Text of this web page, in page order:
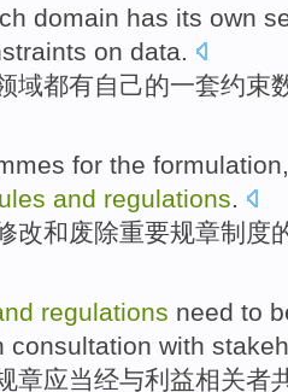
domain has its own
on data.
域都有自己的一套约束
for the formulation
and regulations.
改和废除重要规章制度
regulations need to
consultation with
章应当经与利益相关者